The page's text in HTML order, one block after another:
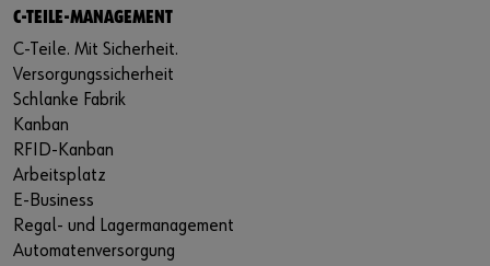
C-TEILE-MANAGEMENT
C-Teile. Mit Sicherheit.
Versorgungssicherheit
Schlanke Fabrik
Kanban
RFID-Kanban
Arbeitsplatz
E-Business
Regal- und Lagermanagement
Automatenversorgung